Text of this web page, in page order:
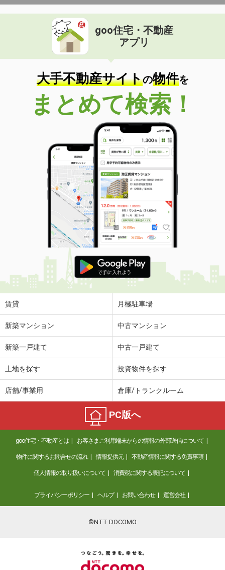
goo住宅・不動産
アプリ
大手不動産サイトの物件を
まとめて検索！
賃貸 月極駐車場
新築マンション 中古マンション
新築一戸建て 中古一戸建て
土地を探す 投資物件を探す
店舗/事業用 倉庫/トランクルーム
PC版へ
goo住宅・不動産とは お客さまご利用端末からの情報の外部送信について
物件に関するお問合せの流れ 情報提供元 不動産情報に関する免責事項
個人情報の取り扱いについて 消費税に関する表記について
プライバシーポリシー ヘルプ お問い合わせ 運営会社
©NTT DOCOMO